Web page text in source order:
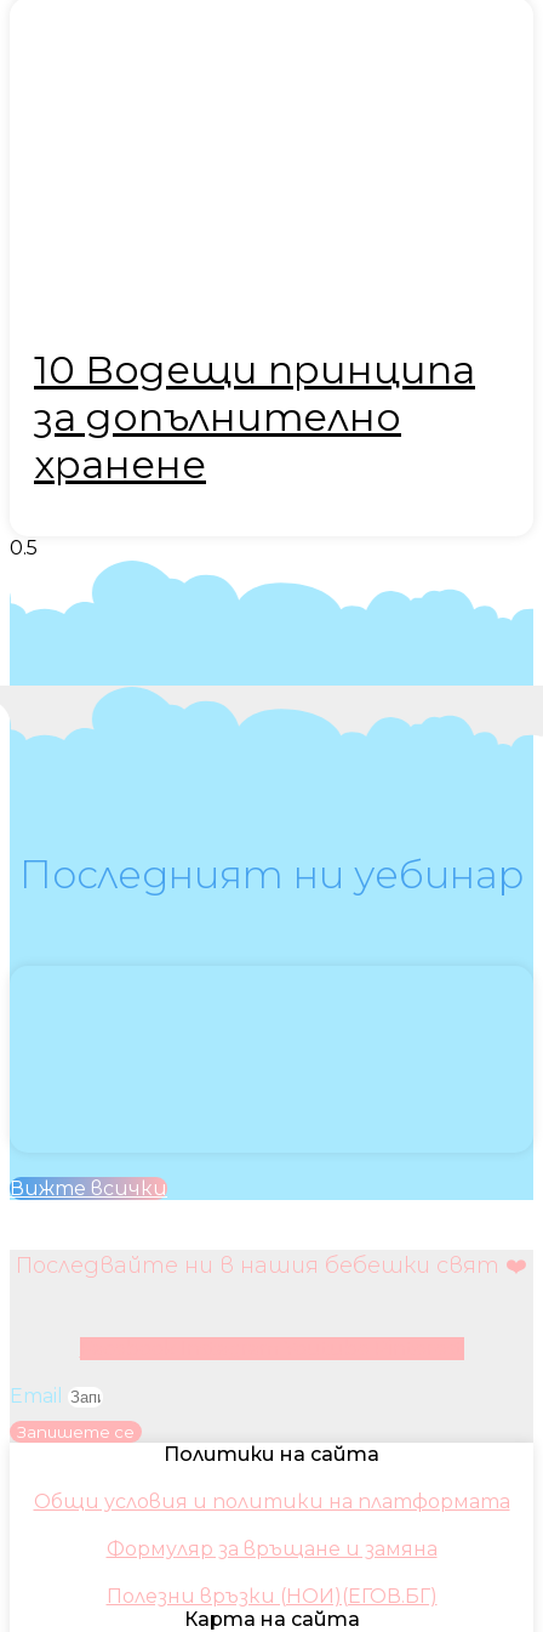
10 Водещи принципа
за допълнително
хранене
Последният ни уебинар
Вижте всички
Последвайте ни в нашия бебешки свят ❤️
Email
Запишете се
Политики на сайта
Общи условия и политики на платформата
Формуляр за връщане и замяна
Полезни връзки (НОИ)(ЕГОВ.БГ)
Карта на сайта